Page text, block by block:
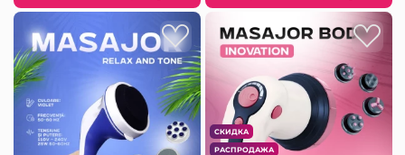
СКИДКА
РАСПРОДАЖА